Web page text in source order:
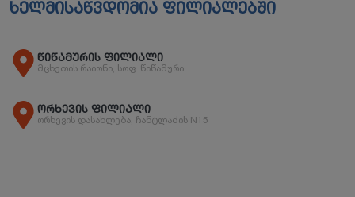
ხელმისაწვდომია ფილიალებში
წიწამურის ფილიალი
მცხეთის რაიონი, სოფ. წიწამური
ორხევის ფილიალი
ორხევის დასახლება, ჩანტლაძის N15